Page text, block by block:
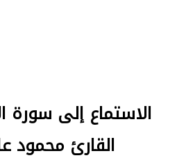
الاستماع إلى سورة
القارئ محمود